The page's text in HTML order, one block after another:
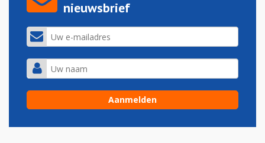
nieuwsbrief